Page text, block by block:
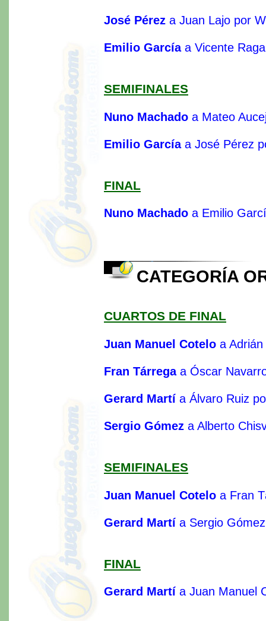
José Pérez a Juan Lajo por
Emilio García a Vicente
SEMIFINALES
Nuno Machado a Mateo
Emilio García a José Pérez
FINAL
Nuno Machado a Emilio
CATEGORÍA
CUARTOS DE FINAL
Juan Manuel Cotelo a
Fran Tárrega a Óscar
Gerard Martí a Álvaro Ruiz
Sergio Gómez a Alberto
SEMIFINALES
Juan Manuel Cotelo a Fran
Gerard Martí a Sergio
FINAL
Gerard Martí a Juan Manuel